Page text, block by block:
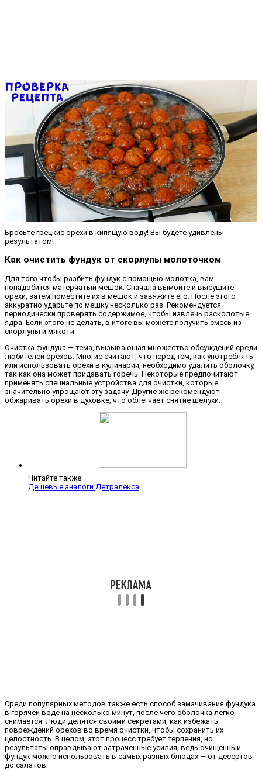
Бросьте грецкие орехи в кипящую воду! Вы будете удивлены
результатом!
Как очистить фундук от скорлупы молоточком
Для того чтобы разбить фундук с помощью молотка, вам
понадобится матерчатый мешок. Сначала вымойте и высушите
орехи, затем поместите их в мешок и завяжите его. После этого
аккуратно ударьте по мешку несколько раз. Рекомендуется
периодически проверять содержимое, чтобы извлечь расколотые
ядра. Если этого не делать, в итоге вы можете получить смесь из
скорлупы и мякоти.
Очистка фундука — тема, вызывающая множество обсуждений среди
любителей орехов. Многие считают, что перед тем, как употреблять
или использовать орехи в кулинарии, необходимо удалить оболочку,
так как она может придавать горечь. Некоторые предпочитают
применять специальные устройства для очистки, которые
значительно упрощают эту задачу. Другие же рекомендуют
обжаривать орехи в духовке, что облегчает снятие шелухи.
Читайте также:
Дешевые аналоги Детралекса
Среди популярных методов также есть способ замачивания фундука
в горячей воде на несколько минут, после чего оболочка легко
снимается. Люди делятся своими секретами, как избежать
повреждений орехов во время очистки, чтобы сохранить их
целостность. В целом, этот процесс требует терпения, но
результаты оправдывают затраченные усилия, ведь очищенный
фундук можно использовать в самых разных блюдах — от десертов
до салатов.